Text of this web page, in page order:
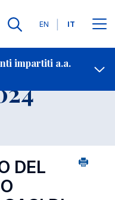
Lingue
EN IT
impartiti a.a.
Contatti
DEL